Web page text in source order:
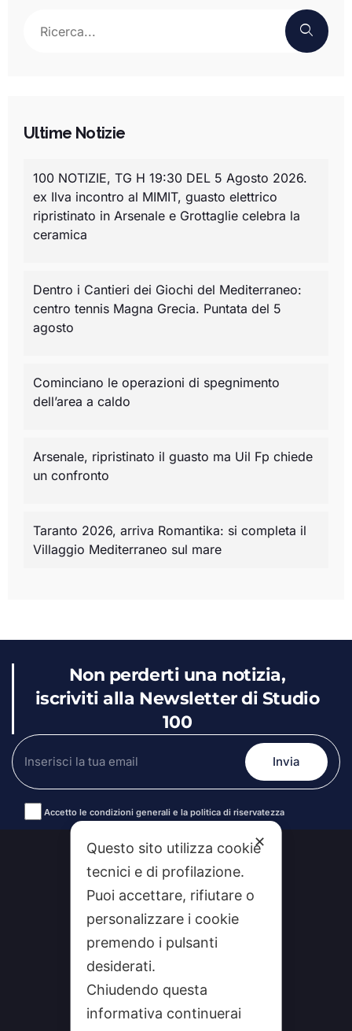
Ultime Notizie
100 NOTIZIE, TG H 19:30 DEL 5 Agosto 2026.
ex Ilva incontro al MIMIT, guasto elettrico
ripristinato in Arsenale e Grottaglie celebra la
ceramica
Dentro i Cantieri dei Giochi del Mediterraneo:
centro tennis Magna Grecia. Puntata del 5
agosto
Cominciano le operazioni di spegnimento
dell’area a caldo
Arsenale, ripristinato il guasto ma Uil Fp chiede
un confronto
Taranto 2026, arriva Romantika: si completa il
Villaggio Mediterraneo sul mare
Non perderti una notizia,
iscriviti alla Newsletter di Studio
100
Accetto le condizioni generali e la politica di riservatezza
Alternative:
CHI SIAMO
✕
Questo sito utilizza cookie
tecnici e di profilazione.
Puoi accettare, rifiutare o
personalizzare i cookie
premendo i pulsanti
desiderati.
Chiudendo questa
informativa continuerai